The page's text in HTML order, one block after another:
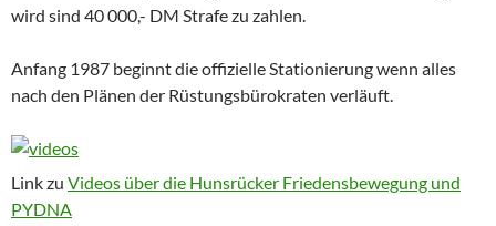
wird sind 40 000,- DM Strafe zu zahlen.
Anfang 1987 beginnt die offizielle Stationierung wenn alles
nach den Plänen der Rüstungsbürokraten verläuft.
Link zu Videos über die Hunsrücker Friedensbewegung und
PYDNA